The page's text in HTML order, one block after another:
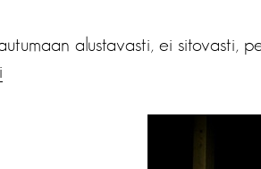
alustavasti, ei sitovasti,